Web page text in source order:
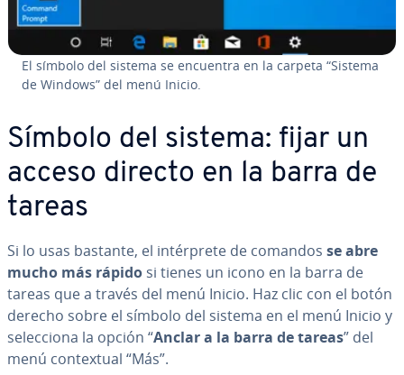
El símbolo del sistema se encuentra en la carpeta “Sistema
de Windows” del menú Inicio.
Símbolo del sistema: fijar un
acceso directo en la barra de
tareas
Si lo usas bastante, el in­té­r­pre­te de comandos se abre
mucho más rápido si tienes un icono en la barra de
tareas que a través del menú Inicio. Haz clic con el botón
derecho sobre el símbolo del sistema en el menú Inicio y
se­le­c­cio­na la opción “Anclar a la barra de tareas” del
menú co­n­te­x­tual “Más”.